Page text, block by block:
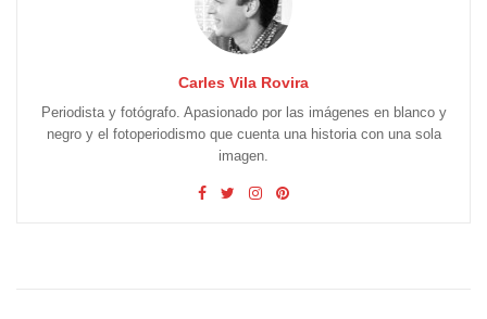
Carles Vila Rovira
Periodista y fotógrafo. Apasionado por las imágenes en blanco y
negro y el fotoperiodismo que cuenta una historia con una sola
imagen.